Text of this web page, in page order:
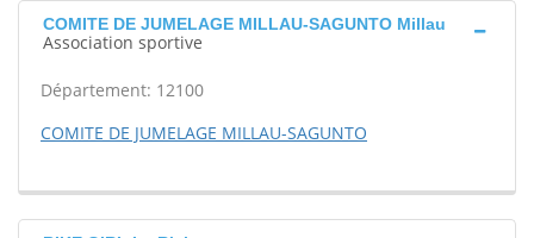
COMITE DE JUMELAGE MILLAU-SAGUNTO Millau
Association sportive
Département: 12100
COMITE DE JUMELAGE MILLAU-SAGUNTO